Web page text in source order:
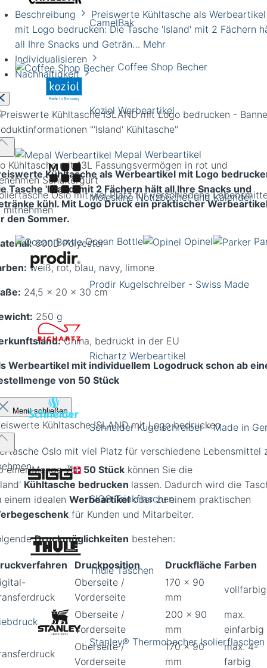
CamelBak
Coffee Shop Becher
Koziol Werbeartikel
Mepal Werbeartikel
Moleskine Notizbücher und Kalender
Ocean Bottle Opinel
Prodir Kugelschreiber - Swiss Made
Richartz Werbeartikel
Schneider Kugelschreiber - Made in
SIGG Trinkflaschen
Thule Taschen
Stanley® Thermobecher Isolierflaschen
Kühltasche mit 13L Fassungsvermögen in rot und
Schultergurt
Oslo mit viel Platz für verschiedene Lebensmittel
Beschreibung
Preiswerte Kühltasche als Werbeartikel
mit Logo bedrucken: Die Tasche 'Island' mit 2 Fächern
all Ihre Snacks und Geträn… Mehr
Individualisieren
Nachhaltigkeit
"'Island' Kühltasche"
Kühltasche als Werbeartikel mit Logo
Tasche 'Island' mit 2 Fächern hält all Ihre Snacks und
kühl. Mit Logo Druck ein praktischer
den Sommer.
600D Polyester
weiß, rot, blau, navy, limone
24,5 x 20 x 30 cm
250 g
China, bedruckt in der EU
Werbeartikel mit individuellem Logodruck schon ab
von 50 Stück
Menü schließen
Kühltasche ISLAND mit Logo bedrucken
einer Menge von 50 Stück können Sie die
Kühltasche bedrucken lassen. Dadurch wird die
einem idealen Werbeartikeloder zu einem praktischen
für Kunden und Mitarbeiter.
Druckmöglichkeiten bestehen:
Druckposition Druckfläche Farben
Oberseite /
Vorderseite
170 x 90
mm
vollfarbig
Oberseite /
Vorderseite
200 x 90
mm
max.
einfarbig
Oberseite /
Vorderseite
170 x 90
mm
max. 4-
farbig